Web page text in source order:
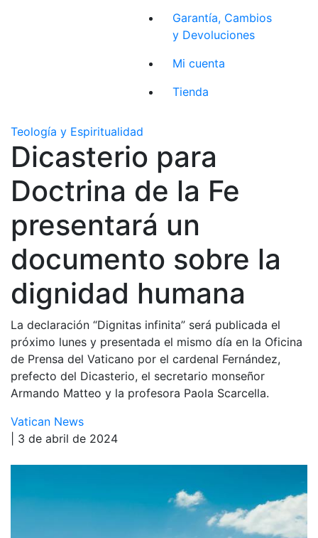
Garantía, Cambios
y Devoluciones
Mi cuenta
Tienda
Teología y Espiritualidad
Dicasterio para
Doctrina de la Fe
presentará un
documento sobre la
dignidad humana
La declaración “Dignitas infinita” será publicada el
próximo lunes y presentada el mismo día en la Oficina
de Prensa del Vaticano por el cardenal Fernández,
prefecto del Dicasterio, el secretario monseñor
Armando Matteo y la profesora Paola Scarcella.
Vatican News
| 3 de abril de 2024